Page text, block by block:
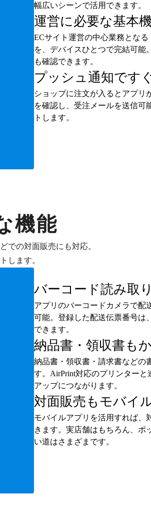
幅広いシーンで活用できます。
運営に必要な基本
ECサイト運営の中心業務とな
を、デバイスひとつで完結可能
も確認できます。
プッシュ通知です
ショップに注文が入るとアプリ
を確認し、受注メールを送信可
トします。
機能
での対面販売にも対応。
します。
バーコード読み取
アプリのバーコードカメラで配
可能。登録した配送伝票番号は
できます。
納品書・領収書も
納品書・領収書・請求書などの
す。AirPrint対応のプリンター
アップにつながります。
対面販売もモバイ
モバイルアプリを活用すれば、
きます。実店舗はもちろん、ポ
い道はさまざまです。